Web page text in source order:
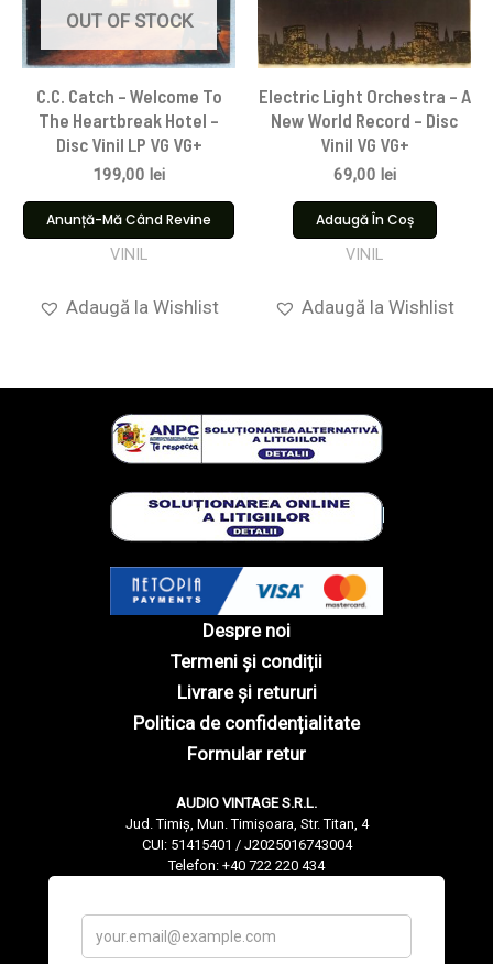
OUT OF STOCK
C.C. Catch – Welcome To
The Heartbreak Hotel –
Disc Vinil LP VG VG+
199,00 lei
Anunță-Mă Când Revine
VINIL
Adaugă la Wishlist
Electric Light Orchestra – A
New World Record – Disc
Vinil VG VG+
69,00 lei
Adaugă În Coș
VINIL
Adaugă la Wishlist
Despre noi
Termeni și condiții
Livrare și retururi
Politica de confidențialitate
Formular retur
AUDIO VINTAGE S.R.L.
Jud. Timiș, Mun. Timișoara, Str. Titan, 4
CUI: 51415401 / J2025016743004
Telefon: +40 722 220 434